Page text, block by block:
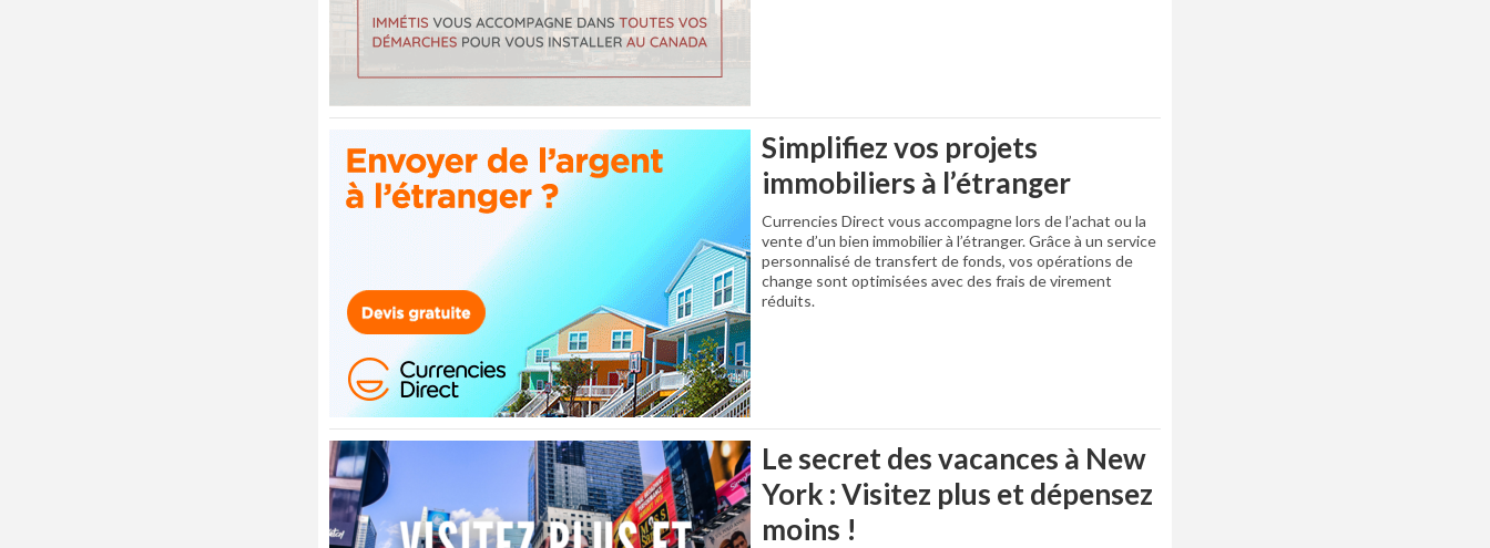
Simplifiez vos projets
immobiliers à l’étranger
Currencies Direct vous accompagne lors de l’achat ou la
vente d’un bien immobilier à l’étranger. Grâce à un service
personnalisé de transfert de fonds, vos opérations de
change sont optimisées avec des frais de virement
réduits.
Le secret des vacances à New
York : Visitez plus et dépensez
moins !